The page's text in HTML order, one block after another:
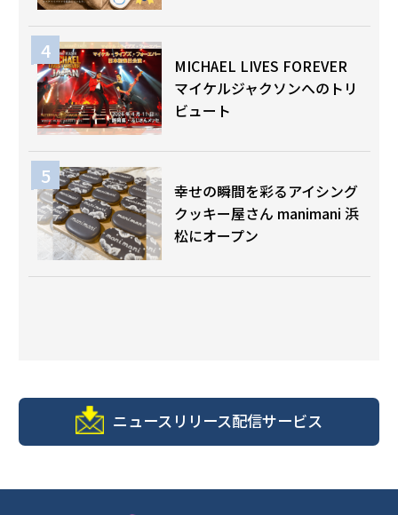
MICHAEL LIVES FOREVER
マイケルジャクソンへのトリ
ビュート
幸せの瞬間を彩るアイシング
クッキー屋さん manimani 浜
松にオープン
ニュースリリース配信サービス